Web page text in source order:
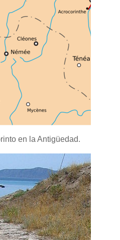
en la Antigüedad.